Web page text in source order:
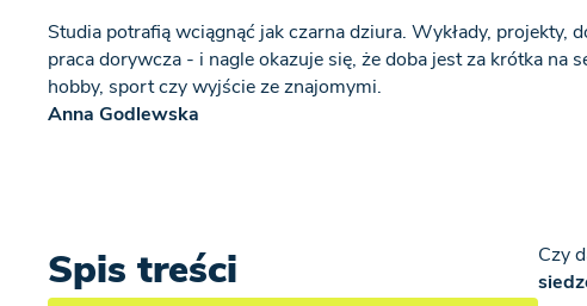
Studia potrafią wciągnąć jak czarna dziura. Wykłady, projekty,
praca dorywcza - i nagle okazuje się, że doba jest za krótka na
hobby, sport czy wyjście ze znajomymi.
Anna Godlewska
Spis treści
Czy